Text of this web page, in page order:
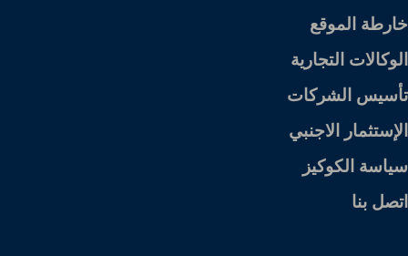
خارطة الموقع
الوكالات التجارية
تأسيس الشركات
الإستثمار الاجنبي
سياسة الكوكيز
اتصل بنا